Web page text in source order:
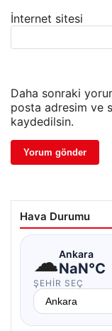
İnternet sitesi
Daha sonraki
posta adresim ve
kaydedilsin.
Hava Durumu
☁Ankara
NaN°C
ŞEHIR SEÇ